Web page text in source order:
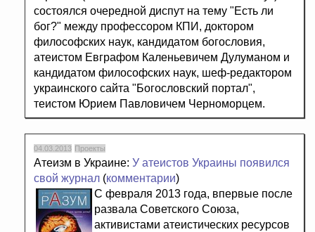
состоялся очередной диспут на тему "Есть ли
бог?" между профессором КПИ, доктором
философских наук, кандидатом богословия,
атеистом Евграфом Каленьевичем Дулуманом и
кандидатом философских наук, шеф-редактором
украинского сайта "Богословский портал",
теистом Юрием Павловичем Черноморцем.
04.03.2013 Проекты
Атеизм в Украине: У атеистов Украины появился
свой журнал (комментарии)
С февраля 2013 года, впервые после
развала Советского Союза,
активистами атеистических ресурсов